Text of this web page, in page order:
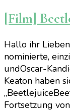
[Film]
Hallo ihr
nominierte,
undOscar-
Keaton haben
Fortsetzung